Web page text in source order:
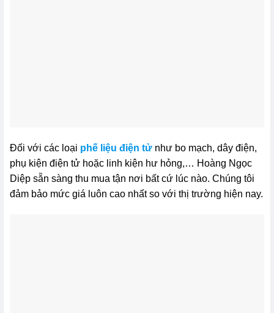
Đối với các loại phế liệu điện tửnhư bo mạch, dây điện,
phụ kiện điện tử hoặc linh kiện hư hỏng,… Hoàng Ngọc
Diệp sẵn sàng thu mua tận nơi bất cứ lúc nào. Chúng tôi
đảm bảo mức giá luôn cao nhất so với thị trường hiện nay.